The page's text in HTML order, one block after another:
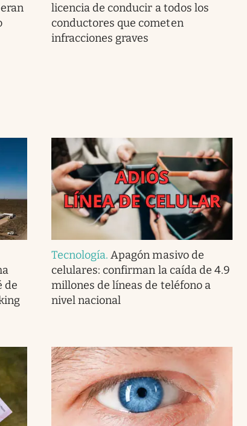
licencia de conducir a todos los
conductores que cometen
infracciones graves
de
Tecnología.Apagón masivo de
celulares: confirman la caída de 4.9
millones de líneas de teléfono a
nivel nacional